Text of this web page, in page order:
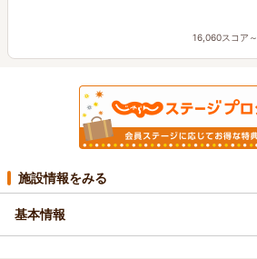
16,060スコア～
施設情報をみる
基本情報